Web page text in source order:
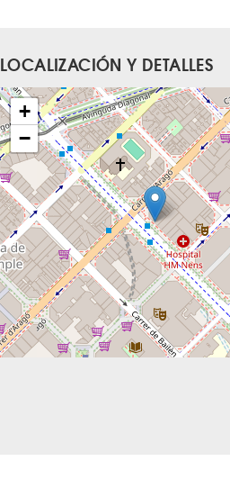
LOCALIZACIÓN Y DETALLES
+
−